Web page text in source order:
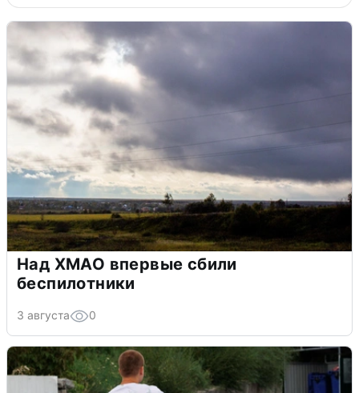
Над ХМАО впервые сбили
беспилотники
3 августа 0